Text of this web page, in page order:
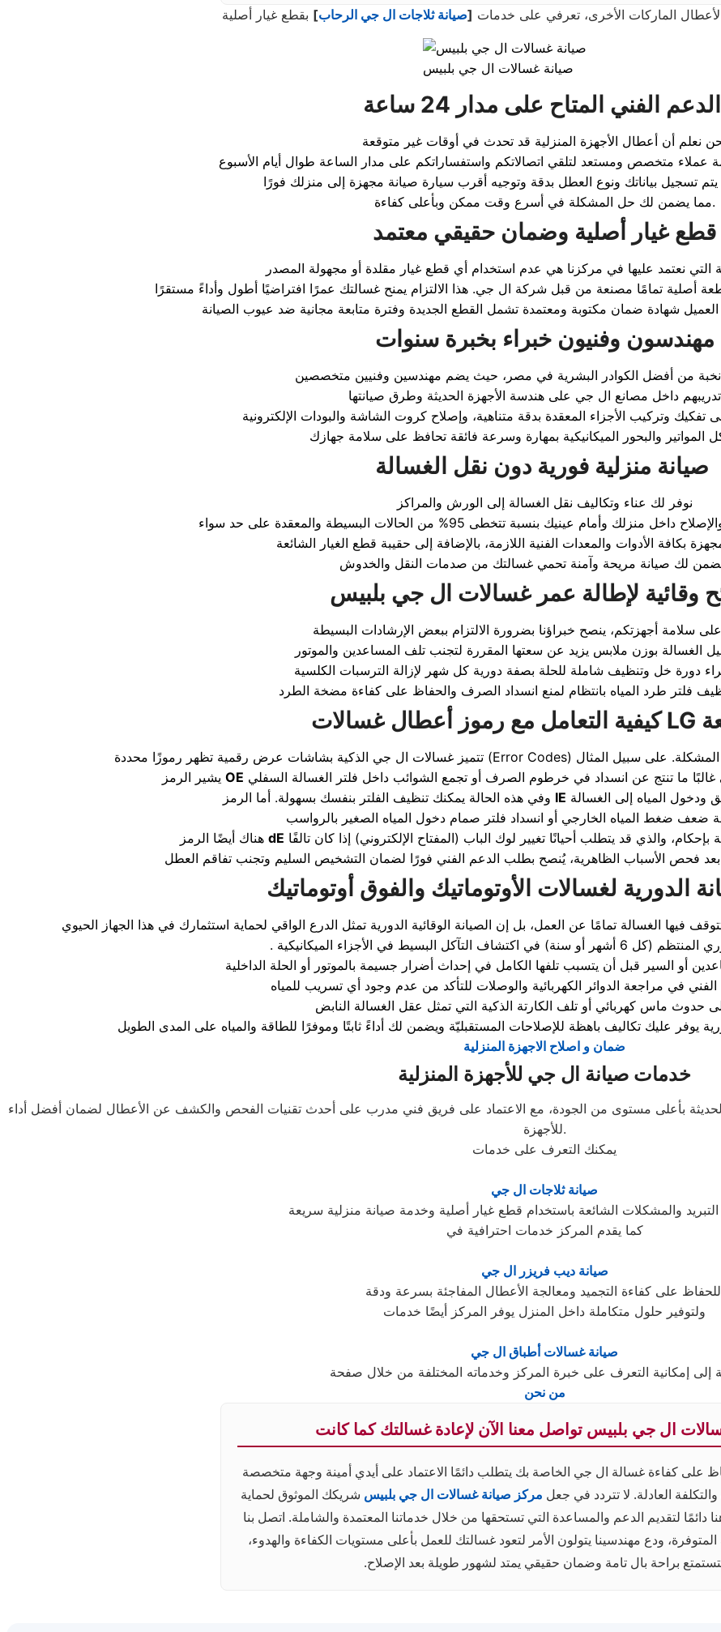
الماركات الأخرى، تعرفي على خدمات [صيانة ثلاجات ال جي الرحاب] بقطع غيار أصلية
صيانة غسالات ال جي بلبيس
نعلم أن أعطال الأجهزة المنزلية قد تحدث في أوقات غير متوقعة
يتم تسجيل بياناتك ونوع العطل بدقة وتوجيه أقرب سيارة صيانة مجهزة إلى منزلك فورًا
مما يضمن لك حل المشكلة في أسرع وقت ممكن وبأعلى كفاءة.
قطع غيار أصلية وضمان حقيقي معتمد
التي نعتمد عليها في مركزنا هي عدم استخدام أي قطع غيار مقلدة أو مجهولة المصدر
أصلية تمامًا مصنعة من قبل شركة ال جي. هذا الالتزام يمنح غسالتك عمرًا افتراضيًا أطول وأداءً مستقرًا
مهندسون وفنيون خبراء بخبرة سنوات
نخبة من أفضل الكوادر البشرية في مصر، حيث يضم مهندسين وفنيين متخصصين
تفكيك وتركيب الأجزاء المعقدة بدقة متناهية، وإصلاح كروت الشاشة والبودات الإلكترونية
نوفر لك عناء وتكاليف نقل الغسالة إلى الورش والمراكز
مجهزة بكافة الأدوات والمعدات الفنية اللازمة، بالإضافة إلى حقيبة قطع الغيار الشائعة
وقائية لإطالة عمر غسالات ال جي بلبيس
سلامة أجهزتكم، ينصح خبراؤنا بضرورة الالتزام ببعض الإرشادات البسيطة
دورة خل وتنظيف شاملة للحلة بصفة دورية كل شهر لإزالة الترسبات الكلسية
OE ما تنتج عن انسداد في خرطوم الصرف أو تجمع الشوائب داخل فلتر الغسالة السفلي
IE المياه إلى الغسالة
هناك أيضًا الرمز dE والذي قد يتطلب أحيانًا تغيير لوك الباب (المفتاح الإلكتروني) إذا كان تالفًا
فيها الغسالة تمامًا عن العمل، بل إن الصيانة الوقائية الدورية تمثل الدرع الواقي لحماية استثمارك في هذا الجهاز الحيوي
التآكل البسيط في الأجزاء الميكانيكية
في مراجعة الدوائر الكهربائية والوصلات للتأكد من عدم وجود أي تسريب للمياه
حدوث ماس كهربائي أو تلف الكارتة الذكية التي تمثل عقل الغسالة النابض
ضمان و اصلاح الاجهزة المنزلية
خدمات صيانة ال جي للأجهزة المنزلية
بأعلى مستوى من الجودة، مع الاعتماد على فريق فني مدرب على أحدث تقنيات الفحص والكشف عن الأعطال لضمان أفضل أداء
للأجهزة.
يمكنك التعرف على خدمات
صيانة ثلاجات ال جي
كما يقدم المركز خدمات احترافية في
صيانة ديب فريزر ال جي
ولتوفير حلول متكاملة داخل المنزل يوفر المركز أيضًا خدمات
صيانة غسالات أطباق ال جي
إلى إمكانية التعرف على خبرة المركز وخدماته المختلفة من خلال صفحة
من نحن
ال جي بلبيس تواصل معنا الآن لإعادة غسالتك كما كانت
على كفاءة غسالة ال جي الخاصة بك يتطلب دائمًا الاعتماد على أيدي أمينة وجهة متخصصة
العادلة. لا تتردد في جعل مركز صيانة غسالات ال جي بلبيس شريكك الموثوق لحماية
دائمًا لتقديم الدعم والمساعدة التي تستحقها من خلال خدماتنا المعتمدة والشاملة. اتصل بنا
المتوفرة، ودع مهندسينا يتولون الأمر لتعود غسالتك للعمل بأعلى مستويات الكفاءة والهدوء،
براحة بال تامة وضمان حقيقي يمتد لشهور طويلة بعد الإصلاح.